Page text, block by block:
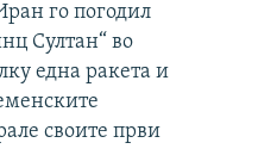
го погодил
Султан“ во
една ракета и
своите први